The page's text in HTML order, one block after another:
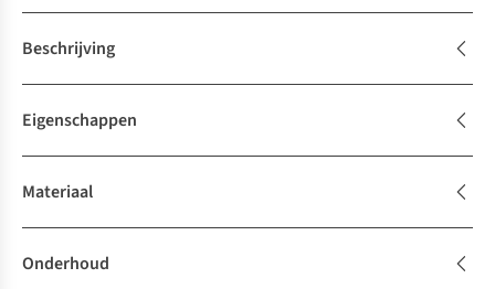
Beschrijving
Eigenschappen
Materiaal
Onderhoud